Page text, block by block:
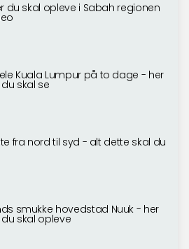
du skal opleve i Sabah regionen
Kuala Lumpur på to dage - her
skal se
fra nord til syd - alt dette skal du
smukke hovedstad Nuuk - her
skal opleve